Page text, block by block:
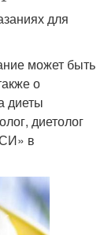
для
может быть
о
диеты
диетолог
в